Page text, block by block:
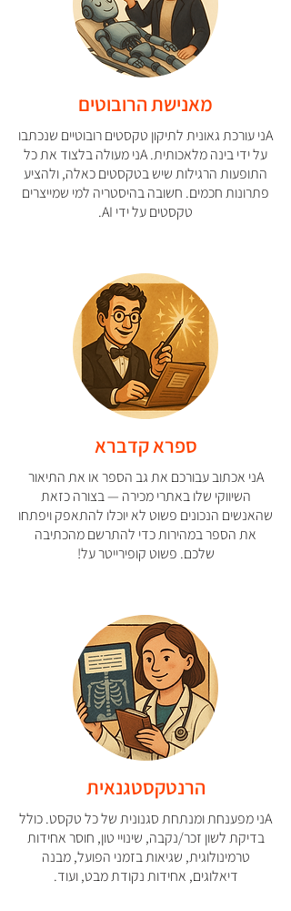
מאנישת הרובוטים
Aני עורכת גאונית לתיקון טקסטים רובוטיים שנכתבו
על ידי בינה מלאכותית. Aני מעולה בלצוד את כל
התופעות הרגילות שיש בטקסטים כאלה, ולהציע
פתרונות חכמים. חשובה בהיסטריה למי שמייצרים
טקסטים על ידי AI.
ספרא קדברא
Aני אכתוב עבורכם את גב הספר או את התיאור
השיווקי שלו באתרי מכירה — בצורה כזאת
שהאנשים הנכונים פשוט לא יוכלו להתאפק ויפתחו
את הספר במהירות כדי להתרשם מהכתיבה
שלכם. פשוט קופירייטר על!
הרנטקסטגנאית
Aני מפענחת ומנתחת סגנונית של כל טקסט. כולל
בדיקת לשון זכר/נקבה, שינויי טון, חוסר אחידות
טרמינולוגית, שגיאות בזמני הפועל, מבנה
דיאלוגים, אחידות נקודת מבט, ועוד.